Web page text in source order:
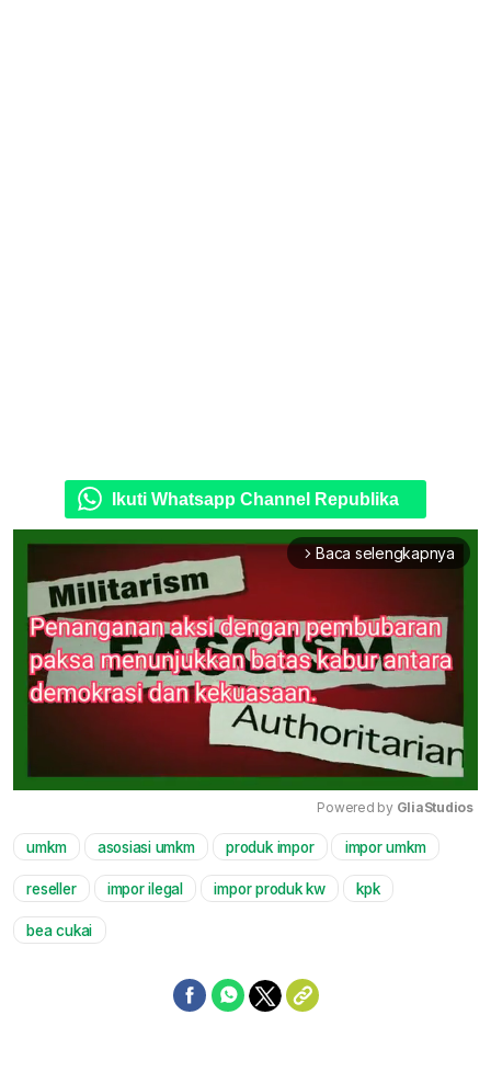
Ikuti Whatsapp Channel Republika
arrow_forward_ios Baca selengkapnya
Mute
Powered by GliaStudios
umkm asosiasi umkm produk impor impor umkm
reseller impor ilegal impor produk kw kpk
bea cukai